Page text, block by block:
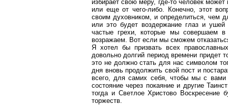
избирает свою меру, где-то человек
или еще от чего-либо.
Конечно, этот
своим духовником, и определиться, чем
или это будет воздержание глаз и
частые грехи, которые мы совершаем
возражаем. Вот если мы сможем
Я хотел бы призвать всех
довольно долгий период времени придет
это не должно стать для нас символом
дня вновь продолжить свой пост и
всего, для самих себя, чтобы мы с вами
состояние через покаяние и другие
тогда и Светлое Христово
торжеств.